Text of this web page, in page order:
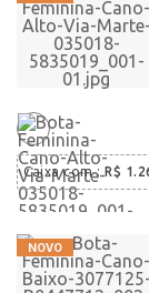
Caixa com: R$